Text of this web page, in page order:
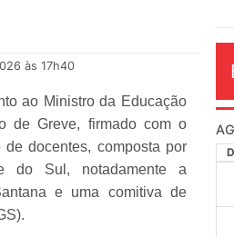
às 17h40
ao Ministro da Educação
de Greve, firmado com o
docentes, composta por
do Sul, notadamente a
e uma comitiva de